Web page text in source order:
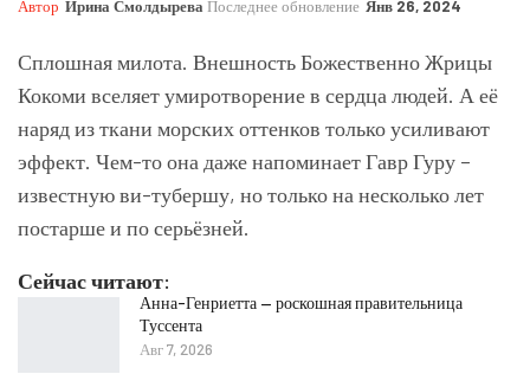
Автор Ирина Смолдырева Последнее обновление Янв 26, 2024
Сплошная милота. Внешность Божественно Жрицы
Кокоми вселяет умиротворение в сердца людей. А её
наряд из ткани морских оттенков только усиливают
эффект. Чем-то она даже напоминает Гавр Гуру –
известную ви-тубершу, но только на несколько лет
постарше и по серьёзней.
Сейчас читают:
Анна-Генриетта — роскошная правительница
Туссента
Авг 7, 2026